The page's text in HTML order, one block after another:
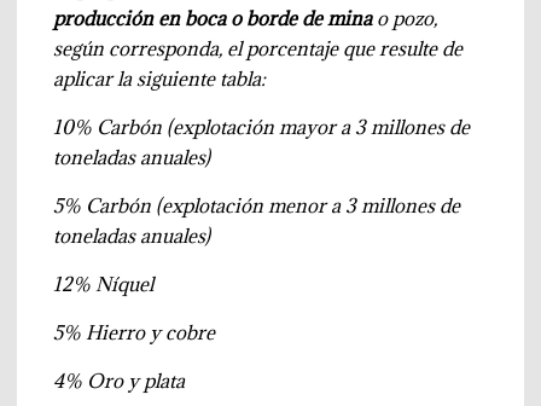
producción en boca o borde de minao pozo,
según corresponda, el porcentaje que resulte de
aplicar la siguiente tabla:
10% Carbón (explotación mayor a 3 millones de
toneladas anuales)
5% Carbón (explotación menor a 3 millones de
toneladas anuales)
12% Níquel
5% Hierro y cobre
4% Oro y plata